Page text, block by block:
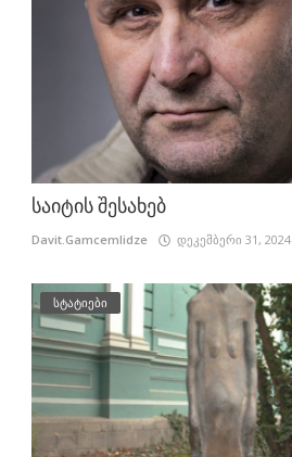
საიტის შესახებ
Davit.Gamcemlidze დეკემბერი 31, 2024
სტატიები